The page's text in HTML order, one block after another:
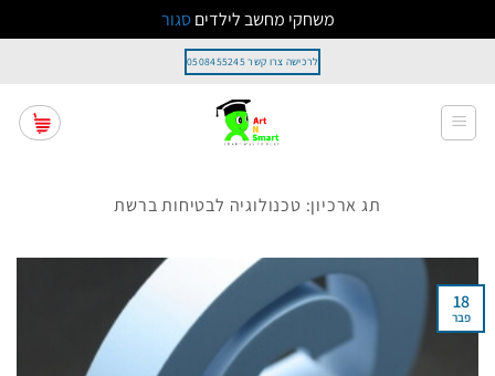
משחקי מחשב לילדיםסגור
content
לרכישה צרו קשר 0508455245
תג ארכיון: טכנולוגיה לבטיחות ברשת
18
פבר